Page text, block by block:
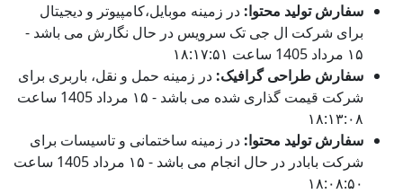
سفارش تولید محتوا: در زمینه موبایل،کامپیوتر و دیجیتال
برای شرکت ال جی تک سرویس در حال نگارش می باشد -
۱۵ مرداد 1405 ساعت ۱۸:۱۷:۵۱
سفارش طراحی گرافیک: در زمینه حمل و نقل، باربری برای
شرکت قیمت گذاری شده می باشد - ۱۵ مرداد 1405 ساعت
۱۸:۱۳:۰۸
سفارش تولید محتوا: در زمینه ساختمانی و تاسیسات برای
شرکت بابادر در حال انجام می باشد - ۱۵ مرداد 1405 ساعت
۱۸:۰۸:۵۰